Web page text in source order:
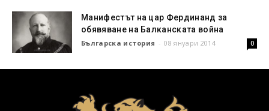
Манифестът на цар Фердинанд за
обявяване на Балканската война
Българска история - 08 януари 2014 0